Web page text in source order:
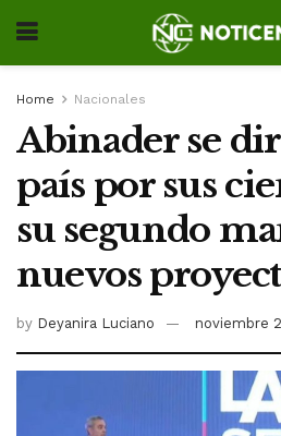
Home Nacionales
Abinader se
país por sus
su segundo
nuevos
by Deyanira Luciano noviembre